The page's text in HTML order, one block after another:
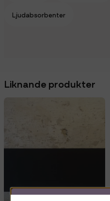
Ljudabsorbenter
Liknande produkter